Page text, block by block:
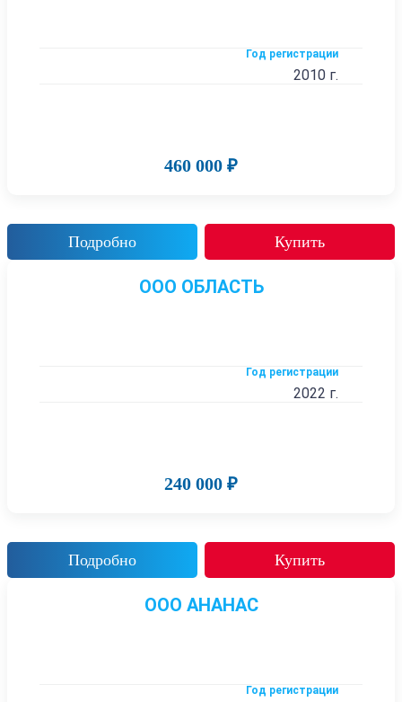
Год регистрации
2010 г.
460 000 ₽
Подробно Купить
ООО ОБЛАСТЬ
Год регистрации
2022 г.
240 000 ₽
Подробно Купить
ООО АНАНАС
Год регистрации